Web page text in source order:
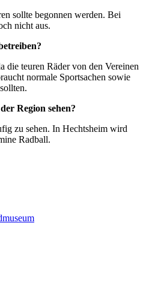
sollte begonnen werden. Bei
nicht aus.
die teuren Räder von den Vereinen
normale Sportsachen sowie
Region sehen?
zu sehen. In Hechtsheim wird
Radball.